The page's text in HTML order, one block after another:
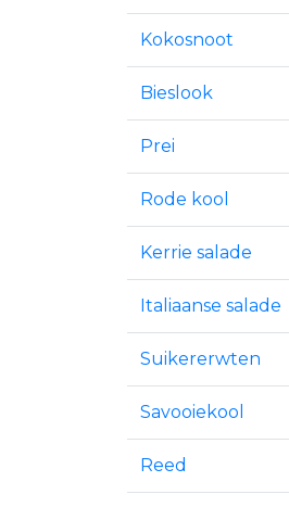
Kokosnoot
Bieslook
Prei
Rode kool
Kerrie salade
Italiaanse salade
Suikererwten
Savooiekool
Reed